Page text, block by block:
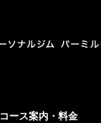
コース案内・料金